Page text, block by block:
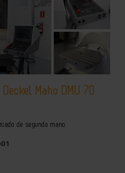
Maho DMU 70
de segunda mano